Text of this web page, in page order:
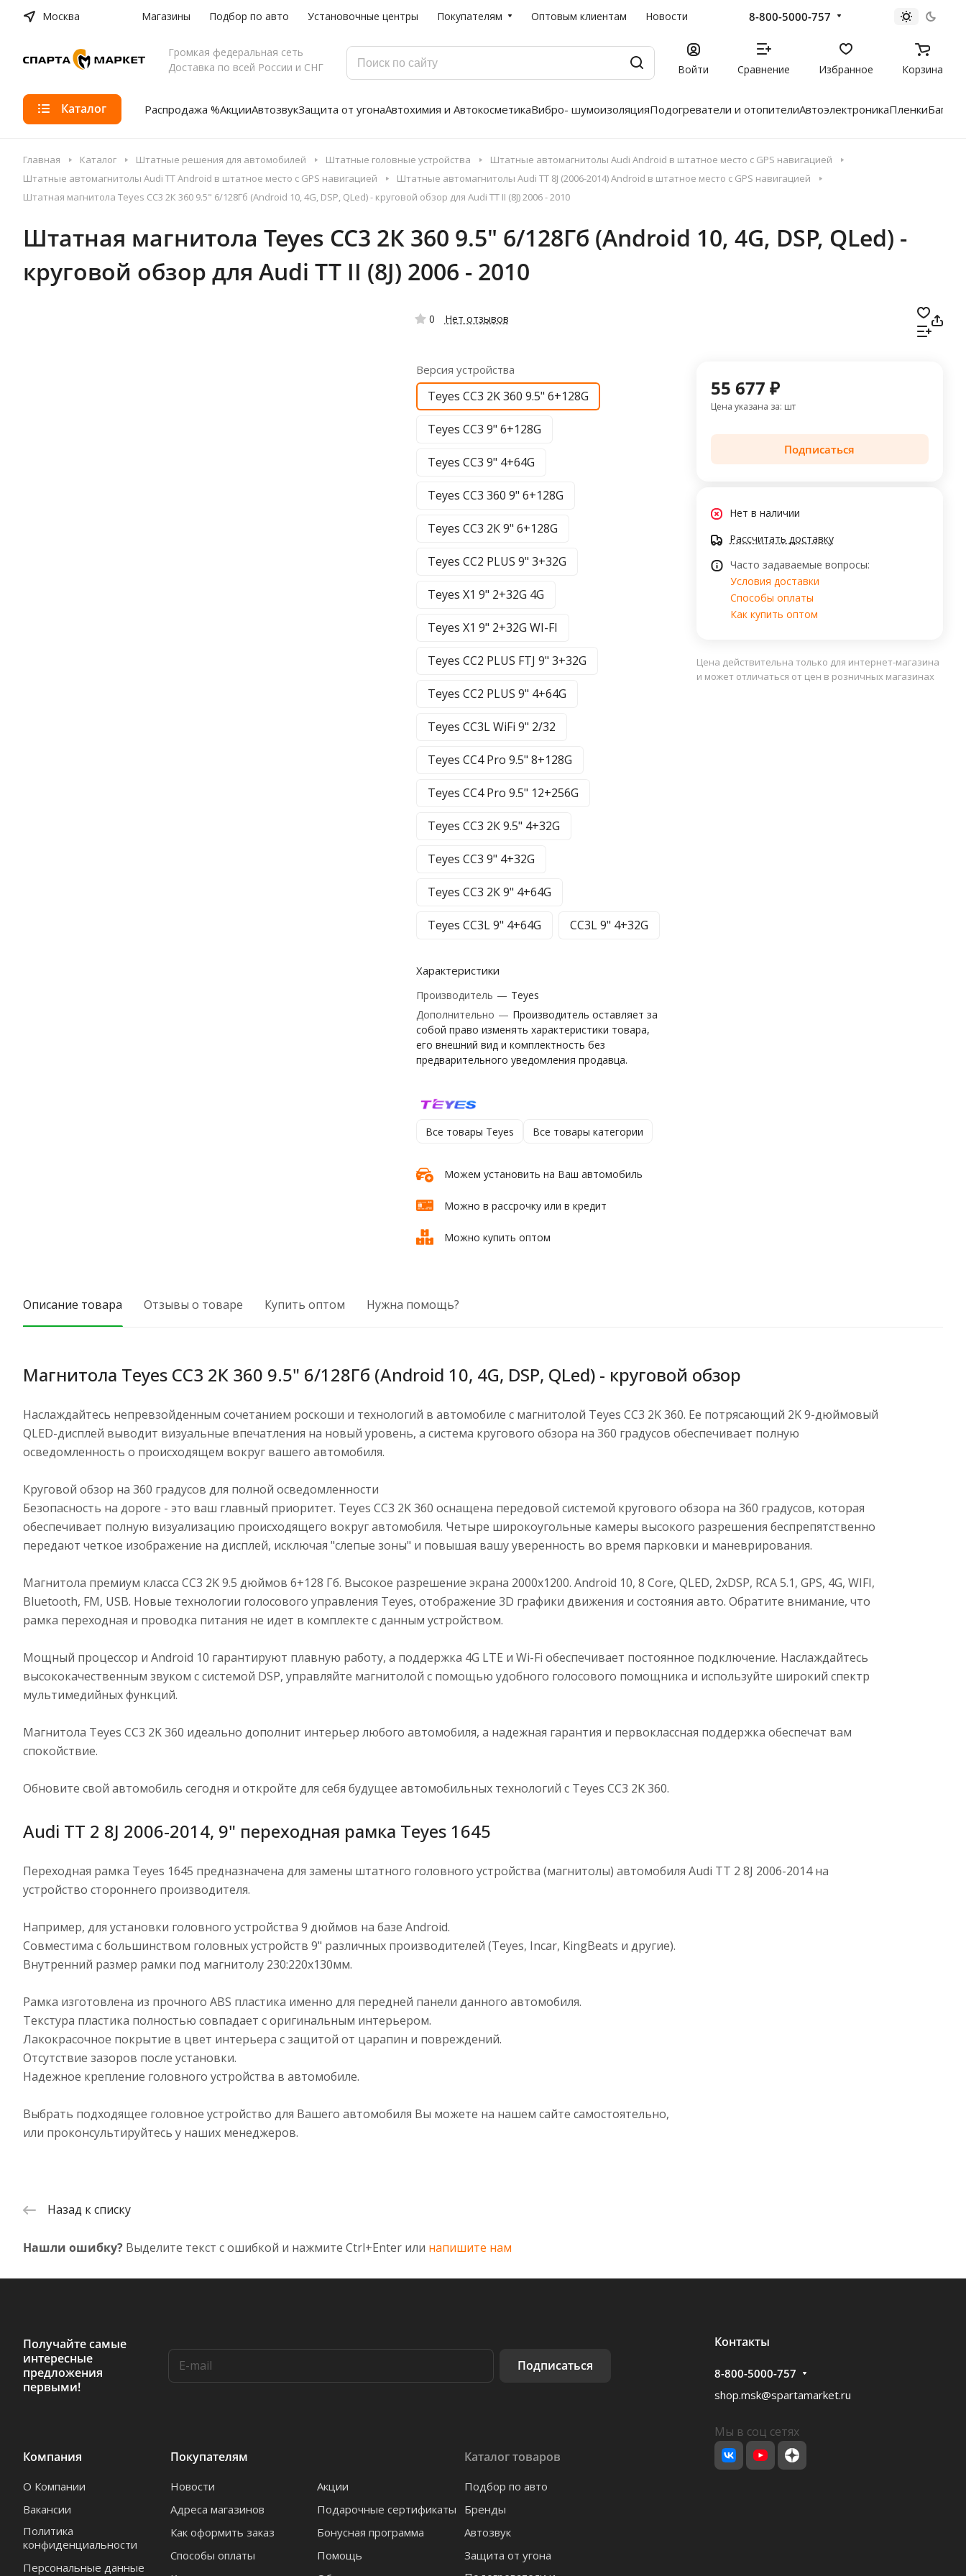
Москва Магазины Подбор по авто Установочные центры Покупателям Оптовым клиентам Новости 8-800-5000-757
Громкая федеральная сеть
Доставка по всей России и СНГ
Войти Сравнение Избранное Корзина
Каталог Распродажа %АкцииАвтозвукЗащита от угонаАвтохимия и АвтокосметикаВибро- шумоизоляцияПодогреватели и отопителиАвтоэлектроникаПленки
Главная Каталог Штатные решения для автомобилей Штатные головные устройства
Штатные автомагнитолы Audi Android в штатное место с GPS навигацией
Штатные автомагнитолы Audi TT Android в штатное место с GPS навигацией
Штатные автомагнитолы Audi TT 8J (2006-2014) Android в штатное место с GPS навигацией
Штатная магнитола Teyes CC3 2К 360 9.5" 6/128Гб (Android 10, 4G, DSP, QLed) - круговой обзор для Audi TT II (8J) 2006 - 2010
Штатная магнитола Teyes CC3 2К 360 9.5" 6/128Гб (Android 10, 4G, DSP, QLed) -
круговой обзор для Audi TT II (8J) 2006 - 2010
0 Нет отзывов
Версия устройства
Teyes CC3 2K 360 9.5" 6+128G
Teyes CC3 9" 6+128G
Teyes CC3 9" 4+64G
Teyes CC3 360 9" 6+128G
Teyes CC3 2К 9" 6+128G
Teyes CC2 PLUS 9" 3+32G
Teyes X1 9" 2+32G 4G
Teyes X1 9" 2+32G WI-FI
Teyes CC2 PLUS FTJ 9" 3+32G
Teyes CC2 PLUS 9" 4+64G
Teyes CC3L WiFi 9" 2/32
Teyes CC4 Pro 9.5" 8+128G
Teyes CC4 Pro 9.5" 12+256G
Teyes CC3 2К 9.5" 4+32G
Teyes CC3 9" 4+32G
Teyes CC3 2К 9" 4+64G
Teyes CC3L 9" 4+64G CC3L 9" 4+32G
Характеристики
Производитель — Teyes
Дополнительно — Производитель оставляет за
собой право изменять характеристики товара,
его внешний вид и комплектность без
предварительного уведомления продавца.
Все товары Teyes Все товары категории
Можем установить на Ваш автомобиль
Можно в рассрочку или в кредит
Можно купить оптом
55 677 ₽
Цена указана за: шт
Подписаться
Нет в наличии
Рассчитать доставку
Часто задаваемые вопросы:
Условия доставки
Способы оплаты
Как купить оптом
Цена действительна только для интернет-магазина
и может отличаться от цен в розничных магазинах
Описание товара Отзывы о товаре Купить оптом Нужна помощь?
Магнитола Teyes CC3 2К 360 9.5" 6/128Гб (Android 10, 4G, DSP, QLed) - круговой обзор
Наслаждайтесь непревзойденным сочетанием роскоши и технологий в автомобиле с магнитолой Teyes CC3 2K 360. Ее потрясающий 2K 9-дюймовый
QLED-дисплей выводит визуальные впечатления на новый уровень, а система кругового обзора на 360 градусов обеспечивает полную
осведомленность о происходящем вокруг вашего автомобиля.
Круговой обзор на 360 градусов для полной осведомленности
Безопасность на дороге - это ваш главный приоритет. Teyes CC3 2K 360 оснащена передовой системой кругового обзора на 360 градусов, которая
обеспечивает полную визуализацию происходящего вокруг автомобиля. Четыре широкоугольные камеры высокого разрешения беспрепятственно
передают четкое изображение на дисплей, исключая "слепые зоны" и повышая вашу уверенность во время парковки и маневрирования.
Магнитола премиум класса CC3 2K 9.5 дюймов 6+128 Гб. Высокое разрешение экрана 2000х1200. Android 10, 8 Core, QLED, 2xDSP, RCA 5.1, GPS, 4G, WIFI,
Bluetooth, FM, USB. Новые технологии голосового управления Teyes, отображение 3D графики движения и состояния авто. Обратите внимание, что
рамка переходная и проводка питания не идет в комплекте с данным устройством.
Мощный процессор и Android 10 гарантируют плавную работу, а поддержка 4G LTE и Wi-Fi обеспечивает постоянное подключение. Наслаждайтесь
высококачественным звуком с системой DSP, управляйте магнитолой с помощью удобного голосового помощника и используйте широкий спектр
мультимедийных функций.
Магнитола Teyes CC3 2K 360 идеально дополнит интерьер любого автомобиля, а надежная гарантия и первоклассная поддержка обеспечат вам
спокойствие.
Обновите свой автомобиль сегодня и откройте для себя будущее автомобильных технологий с Teyes CC3 2K 360.
Audi TT 2 8J 2006-2014, 9" переходная рамка Teyes 1645
Переходная рамка Teyes 1645 предназначена для замены штатного головного устройства (магнитолы) автомобиля Audi TT 2 8J 2006-2014 на
устройство стороннего производителя.
Например, для установки головного устройства 9 дюймов на базе Android.
Совместима с большинством головных устройств 9" различных производителей (Teyes, Incar, KingBeats и другие).
Внутренний размер рамки под магнитолу 230:220x130мм.
Рамка изготовлена из прочного ABS пластика именно для передней панели данного автомобиля.
Текстура пластика полностью совпадает с оригинальным интерьером.
Лакокрасочное покрытие в цвет интерьера c защитой от царапин и повреждений.
Отсутствие зазоров после установки.
Надежное крепление головного устройства в автомобиле.
Выбрать подходящее головное устройство для Вашего автомобиля Вы можете на нашем сайте самостоятельно,
или проконсультируйтесь у наших менеджеров.
Назад к списку
Нашли ошибку? Выделите текст с ошибкой и нажмите Ctrl+Enter или напишите нам
Получайте самые
интересные
предложения
первыми!
Подписаться
Компания
О Компании
Вакансии
Политика
конфиденциальности
Персональные данные
Покупателям
Новости
Адреса магазинов
Как оформить заказ
Способы оплаты
Акции
Подарочные сертификаты
Бонусная программа
Помощь
Каталог товаров
Подбор по авто
Бренды
Автозвук
Защита от угона
Контакты
8-800-5000-757
shop.msk@spartamarket.ru
Мы в соц сетях